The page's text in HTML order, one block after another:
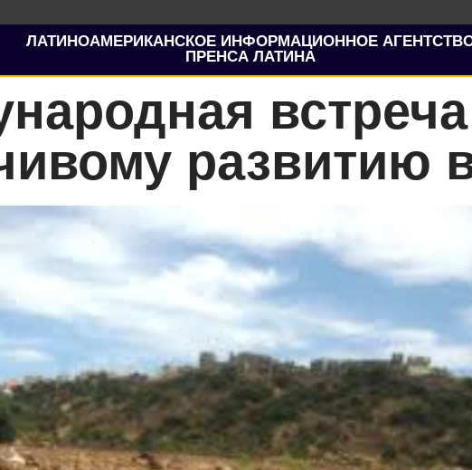
ЛАТИНОАМЕРИКАНСКОЕ ИНФОРМАЦИОННОЕ
ПРЕНСА ЛАТИНА
развитию